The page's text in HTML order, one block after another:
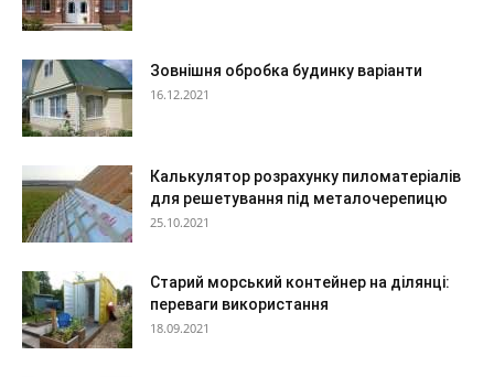
Зовнішня обробка будинку варіанти
16.12.2021
Калькулятор розрахунку пиломатеріалів
для решетування під металочерепицю
25.10.2021
Старий морський контейнер на ділянці:
переваги використання
18.09.2021